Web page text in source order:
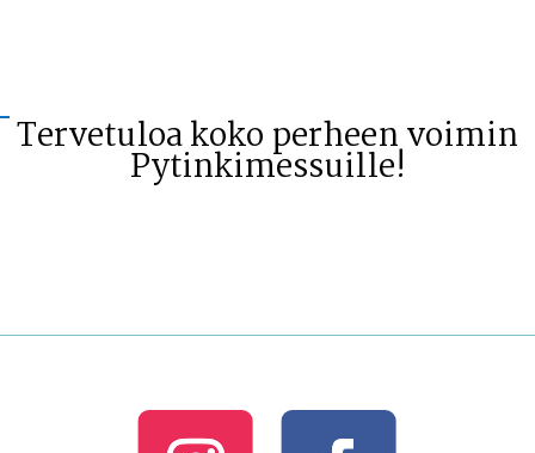
Tervetuloa koko perheen voimin
Pytinkimessuille!